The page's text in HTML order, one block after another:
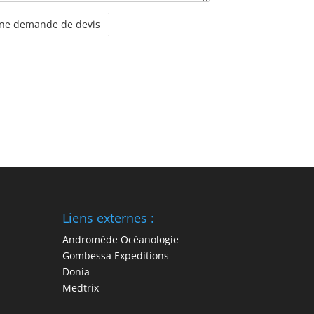
Liens externes :
Andromède Océanologie
Gombessa Expeditions
Donia
Medtrix